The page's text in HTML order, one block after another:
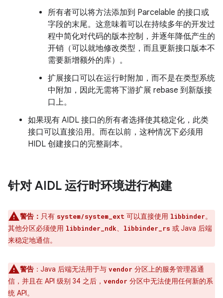
所有者可以将方法添加到 Parcelable 的接口或
字段的末尾。这意味着可以在持续多年的开发过
程中简化对代码的版本控制，并逐年降低产生的
开销（可以就地修改类型，而且更新接口版本不
需要新增额外的库）。
扩展接口可以在运行时附加，而不是在类型系统
中附加，因此无需将下游扩展 rebase 到新版接
口上。
如果现有 AIDL 接口的所有者选择使其稳定化，此类
接口可以直接沿用。而在以前，这种情况下必须用
HIDL 创建接口的完整副本。
针对 AIDL 运行时环境进行构建
警告： 只有 system/system_ext 可以直接使用 libbinder。
其他分区必须使用 libbinder_ndk、 libbinder_rs 或 Java 后端
来稳定地通信。
警告 ： Java 后端无法用于与 vendor 分区上的服务管理器通
信，并且在 API 级别 34 之后， vendor 分区中无法使用任何新的系
统 API。